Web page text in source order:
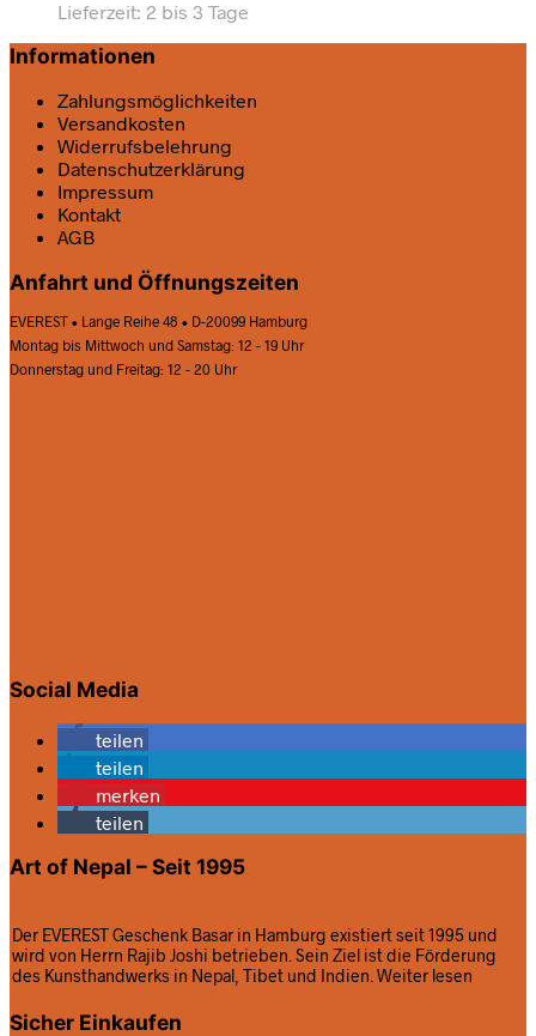
Lieferzeit: 2 bis 3 Tage
Informationen
Zahlungsmöglichkeiten
Versandkosten
Widerrufsbelehrung
Datenschutz­erklärung
Impressum
Kontakt
AGB
Anfahrt und Öffnungszeiten
EVEREST • Lange Reihe 48 • D-20099 Hamburg
Montag bis Mittwoch und Samstag: 12 - 19 Uhr
Donnerstag und Freitag: 12 - 20 Uhr
Social Media
teilen
teilen
merken
teilen
Art of Nepal – Seit 1995
Der EVEREST Geschenk Basar in Hamburg existiert seit 1995 und
wird von Herrn Rajib Joshi betrieben. Sein Ziel ist die Förderung
des Kunsthandwerks in Nepal, Tibet und Indien. Weiter lesen
Sicher Einkaufen